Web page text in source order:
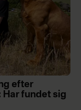
efter
fundet sig